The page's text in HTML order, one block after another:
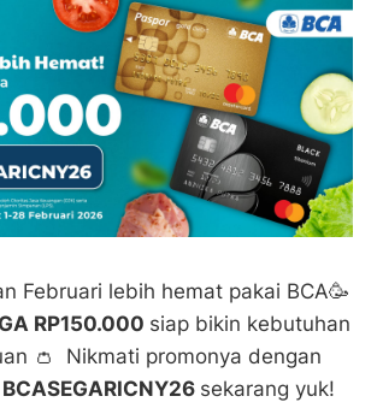
Februari lebih hemat pakai BCA🥳
RP150.000 siap bikin kebutuhan
👛 Nikmati promonya dengan
BCASEGARICNY26 sekarang yuk!